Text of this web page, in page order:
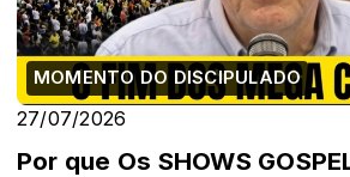
MOMENTO DO DISCIPULADO
27/07/2026
Por que Os SHOWS